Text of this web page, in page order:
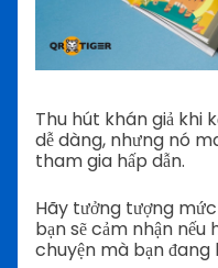
Thu hút khán giả khi
dễ dàng, nhưng nó
tham gia hấp dẫn.
Hãy tưởng tượng
bạn sẽ cảm nhận
chuyện mà bạn đang